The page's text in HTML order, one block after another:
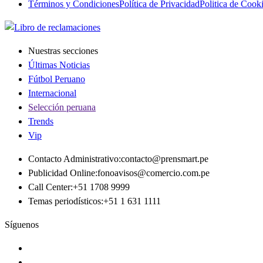
Términos y CondicionesPolítica de PrivacidadPolitica de
Nuestras secciones
Últimas Noticias
Fútbol Peruano
Internacional
Selección peruana
Trends
Vip
Contacto Administrativo:contacto@prensmart.pe
Publicidad Online:fonoavisos@comercio.com.pe
Call Center:+51 1708 9999
Temas periodísticos:+51 1 631 1111
Síguenos